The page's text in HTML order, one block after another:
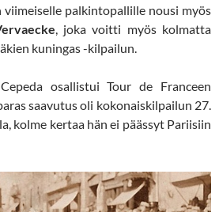
viimeiselle palkintopallille nousi myös
, joka voitti myös kolmatta
kuningas -kilpailun.
osallistui Tour de Franceen
saavutus oli kokonaiskilpailun 27.
kolme kertaa hän ei päässyt Pariisiin